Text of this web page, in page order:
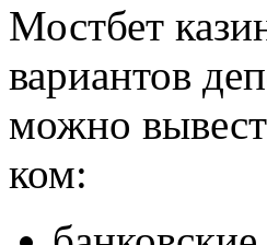
Мостбет
вариантов
можно
ком: